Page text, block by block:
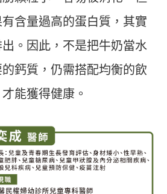
含量過高的蛋白質，其實
。因此，不是把牛奶當水
鈣質，仍需搭配均衡的飲
能獲得健康。